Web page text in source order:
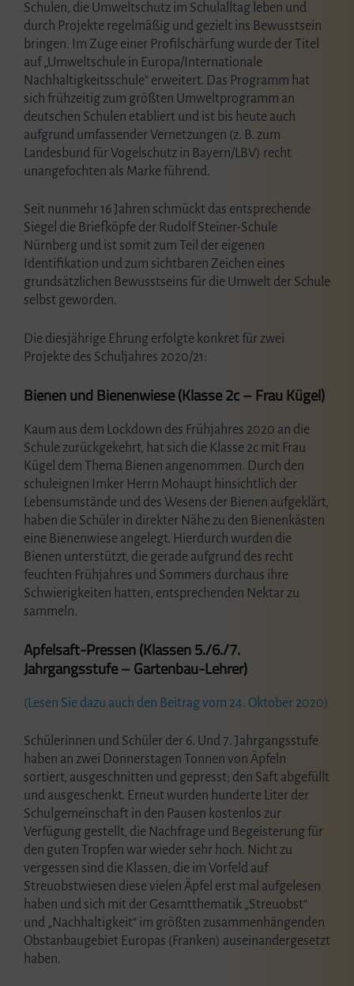
Schulen, die Umweltschutz im Schulalltag leben und
durch Projekte regelmäßig und gezielt ins Bewusstsein
bringen. Im Zuge einer Profilschärfung wurde der Titel
auf „Umweltschule in Europa/Internationale
Nachhaltigkeitsschule“ erweitert. Das Programm hat
sich frühzeitig zum größten Umweltprogramm an
deutschen Schulen etabliert und ist bis heute auch
aufgrund umfassender Vernetzungen (z. B. zum
Landesbund für Vogelschutz in Bayern/LBV) recht
unangefochten als Marke führend.
Seit nunmehr 16 Jahren schmückt das entsprechende
Siegel die Briefköpfe der Rudolf Steiner-Schule
Nürnberg und ist somit zum Teil der eigenen
Identifikation und zum sichtbaren Zeichen eines
grundsätzlichen Bewusstseins für die Umwelt der Schule
selbst geworden.
Die diesjährige Ehrung erfolgte konkret für zwei
Projekte des Schuljahres 2020/21:
Bienen und Bienenwiese (Klasse 2c – Frau Kügel)
Kaum aus dem Lockdown des Frühjahres 2020 an die
Schule zurückgekehrt, hat sich die Klasse 2c mit Frau
Kügel dem Thema Bienen angenommen. Durch den
schuleignen Imker Herrn Mohaupt hinsichtlich der
Lebensumstände und des Wesens der Bienen aufgeklärt,
haben die Schüler in direkter Nähe zu den Bienenkästen
eine Bienenwiese angelegt. Hierdurch wurden die
Bienen unterstützt, die gerade aufgrund des recht
feuchten Frühjahres und Sommers durchaus ihre
Schwierigkeiten hatten, entsprechenden Nektar zu
sammeln.
Apfelsaft-Pressen (Klassen 5./6./7.
Jahrgangsstufe – Gartenbau-Lehrer)
(Lesen Sie dazu auch den Beitrag vom 24. Oktober 2020)
Schülerinnen und Schüler der 6. Und 7. Jahrgangsstufe
haben an zwei Donnerstagen Tonnen von Äpfeln
sortiert, ausgeschnitten und gepresst; den Saft abgefüllt
und ausgeschenkt. Erneut wurden hunderte Liter der
Schulgemeinschaft in den Pausen kostenlos zur
Verfügung gestellt, die Nachfrage und Begeisterung für
den guten Tropfen war wieder sehr hoch. Nicht zu
vergessen sind die Klassen, die im Vorfeld auf
Streuobstwiesen diese vielen Äpfel erst mal aufgelesen
haben und sich mit der Gesamtthematik „Streuobst“
und „Nachhaltigkeit“ im größten zusammenhängenden
Obstanbaugebiet Europas (Franken) auseinandergesetzt
haben.